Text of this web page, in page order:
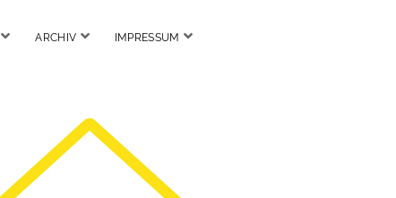
MenüARCHIV Menü
IMPRESSUM Menü
Stadtfinder.org